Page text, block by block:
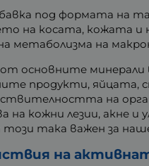
под формата на
на косата, кожата
метаболизма на
основните минерали
продукти, яйцата,
на
на кожни лезии, акне
този така важен за
на